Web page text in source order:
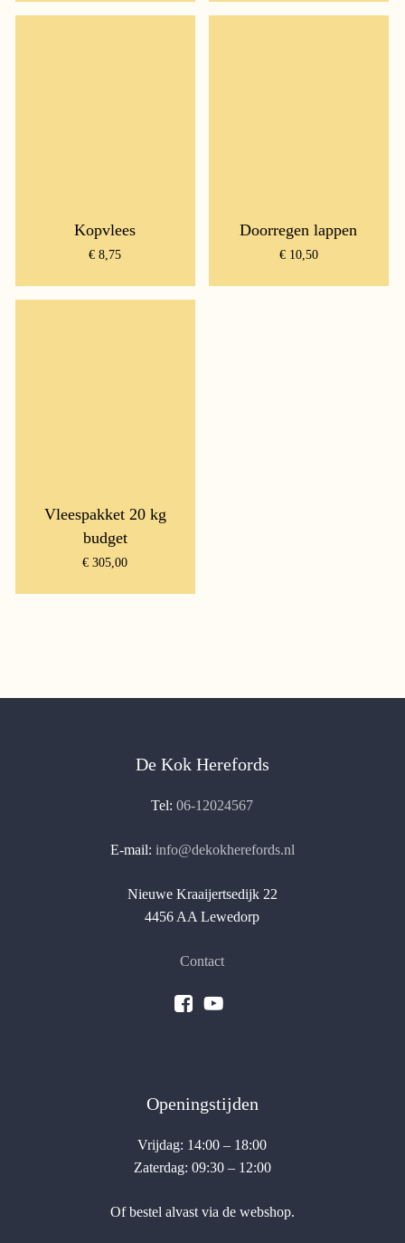
Kopvlees
€ 8,75
Doorregen lappen
€10,50
Vleespakket 20 kg
budget
€ 305,00
De Kok Herefords
Tel:06-12024567
E-mail: info@dekokherefords.nl
Nieuwe Kraaijertsedijk 22
4456 AA Lewedorp
Contact
Openingstijden
Vrijdag: 14:00 – 18:00
Zaterdag: 09:30 – 12:00
Of bestel alvast via de webshop.